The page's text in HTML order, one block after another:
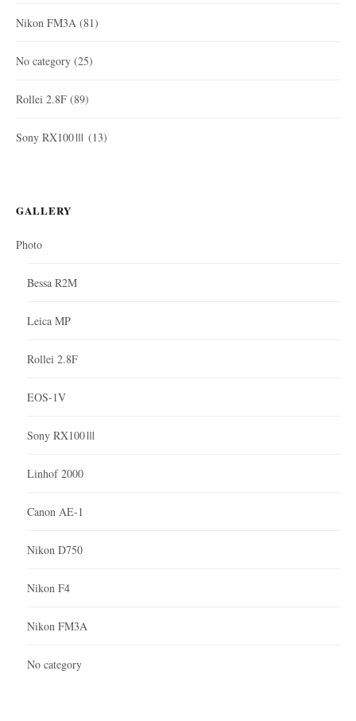
Nikon FM3A (81)
No category (25)
Rollei 2.8F (89)
Sony RX100Ⅲ (13)
GALLERY
Photo
Bessa R2M
Leica MP
Rollei 2.8F
EOS-1V
Sony RX100Ⅲ
Linhof 2000
Canon AE-1
Nikon D750
Nikon F4
Nikon FM3A
No category